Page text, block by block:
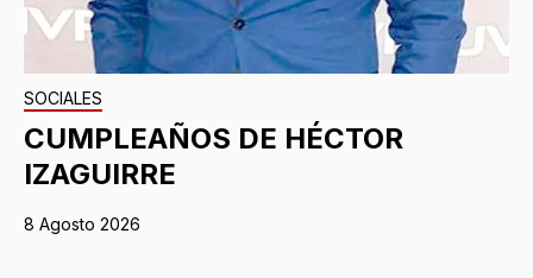
SOCIALES
CUMPLEAÑOS DE HÉCTOR
IZAGUIRRE
8 Agosto 2026